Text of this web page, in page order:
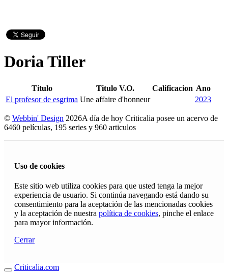
Doria Tiller
Titulo Titulo V.O. Calificacion Ano
El profesor de esgrima Une affaire d'honneur 2023
© Webbin' Design 2026A día de hoy Criticalia posee un acervo de
6460 películas, 195 series y 960 articulos
Uso de cookies
Este sitio web utiliza cookies para que usted tenga la mejor
experiencia de usuario. Si continúa navegando está dando su
consentimiento para la aceptación de las mencionadas cookies
y la aceptación de nuestra política de cookies, pinche el enlace
para mayor información.
Cerrar
Criticalia.com